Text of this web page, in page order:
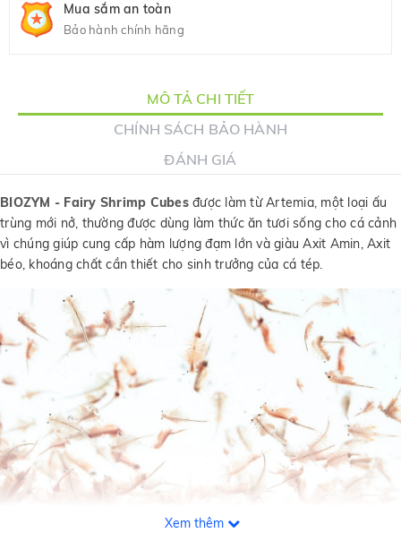
Mua sắm an toàn
Bảo hành chính hãng
MÔ TẢ CHI TIẾT
CHÍNH SÁCH BẢO HÀNH
ĐÁNH GIÁ
BIOZYM - Fairy Shrimp Cubesđược làm từ Artemia, một loại ấu
trùng mới nở, thường được dùng làm thức ăn tươi sống cho cá cảnh
vì chúng giúp cung cấp hàm lượng đạm lớn và giàu Axit Amin, Axit
béo, khoáng chất cần thiết cho sinh trưởng của cá tép.
Xem thêm